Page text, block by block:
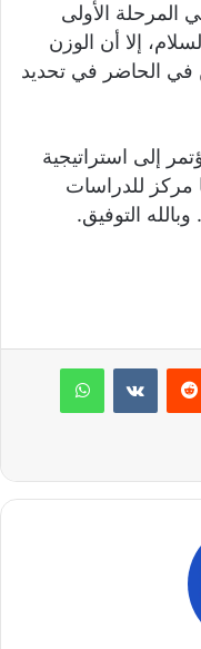
المرحلة الأولى
إلا أن الوزن
في الحاضر في تحديد
إلى استراتيجية
مركز للدراسات
التوفيق.